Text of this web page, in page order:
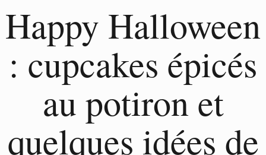
Happy Halloween
: cupcakes épicés
au potiron et
quelques idées de